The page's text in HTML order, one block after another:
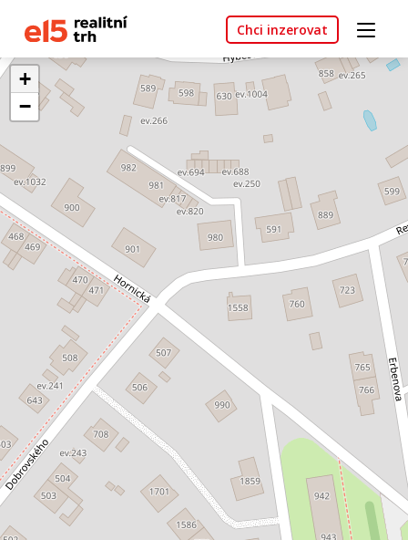
Chci inzerovat
+
−